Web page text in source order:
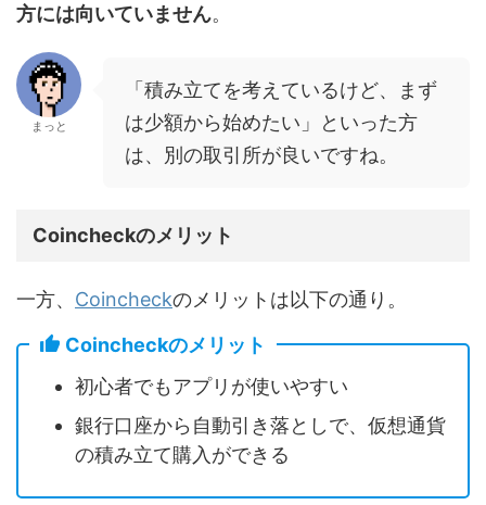
方には向いていません。
まっと
「積み立てを考えているけど、まず
は少額から始めたい」といった方
は、別の取引所が良いですね。
Coincheckのメリット
一方、 Coincheckのメリットは以下の通り。
Coincheckのメリット
初心者でもアプリが使いやすい
銀行口座から自動引き落としで、仮想通貨
の積み立て購入ができる